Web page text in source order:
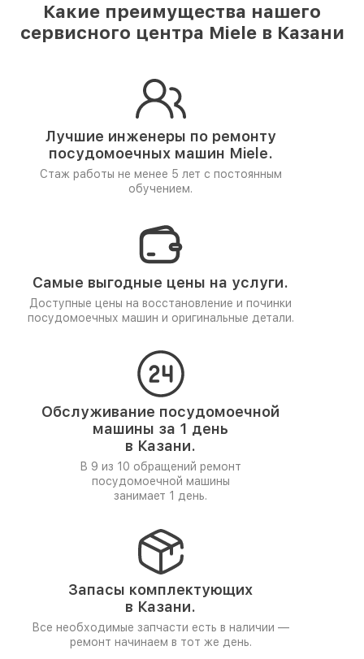
Какие преимущества нашего
сервисного центра Miele в Казани
Лучшие инженеры по ремонту
посудомоечных машин Miele.
Стаж работы не менее 5 лет с постоянным
обучением.
Самые выгодные цены на услуги.
Доступные цены на восстановление и починки
посудомоечных машин и оригинальные детали.
Обслуживание посудомоечной
машины за 1 день
в Казани.
В 9 из 10 обращений ремонт
посудомоечной машины
занимает 1 день.
Запасы комплектующих
в Казани.
Все необходимые запчасти есть в наличии —
ремонт начинаем в тот же день.